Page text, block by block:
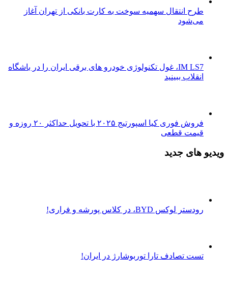
طرح انتقال سهمیه سوخت به کارت بانکی از تهران آغاز
می‌شود
IM LS7، غول تکنولوژی خودرو های برقی ایران را در باشگاه
انقلاب ببینید
فروش فوری کیا اسپورتیج ۲۰۲۵ با تحویل حداکثر ۲۰ روزه و
قیمت قطعی
ویدیو های جدید
رودستر لوکس BYD، در کلاس پورشه و فراری!
تست تصادف تارا توربوشارژ در ایران!